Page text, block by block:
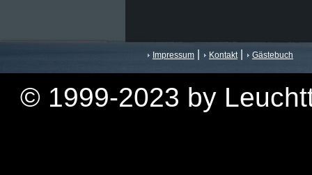
Impressum Kontakt Gästebuch
© 1999-2023 by